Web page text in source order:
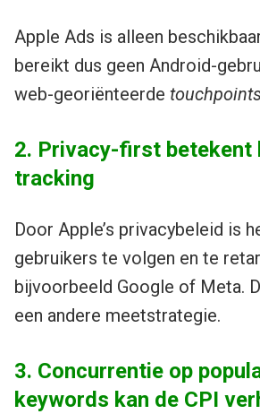
Apple Ads is alleen
bereikt dus geen Android-
web-georiënteerde
2. Privacy-first betekent
tracking
Door Apple’s privacybeleid is
gebruikers te volgen en te
bijvoorbeeld Google of Meta.
een andere meetstrategie.
3. Concurrentie op
keywords kan de CPI